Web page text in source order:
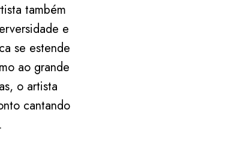
também
e
se estende
ao grande
o artista
cantando